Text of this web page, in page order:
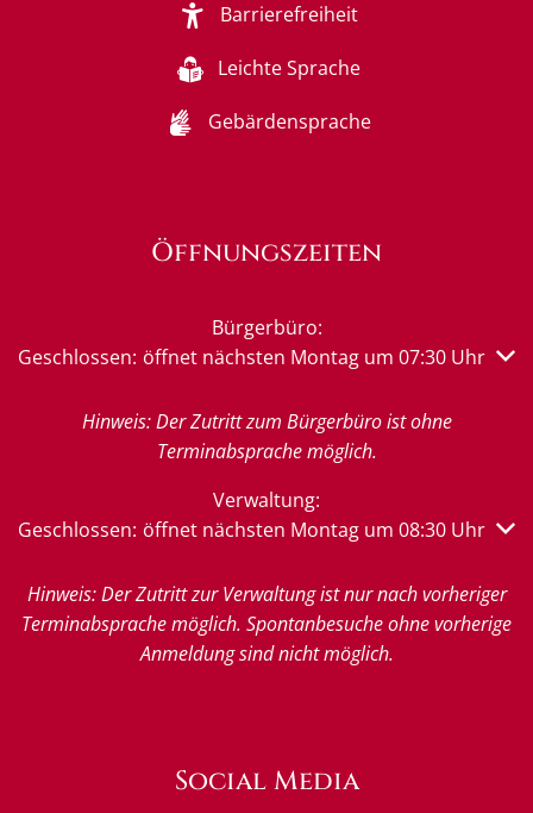
Barrierefreiheit
Leichte Sprache
Gebärdensprache
Öffnungszeiten
Bürgerbüro:
Klicken, um weitere Öffnungs- oder Schließzeiten
Geschlossen: öffnet nächsten Montag um 07:30 Uhr
Hinweis: Der Zutritt zum Bürgerbüro ist ohne
Terminabsprache möglich.
Verwaltung:
Klicken, um weitere Öffnungs- oder Schließzeiten
Geschlossen: öffnet nächsten Montag um 08:30 Uhr
Hinweis: Der Zutritt zur Verwaltung ist nur nach vorheriger
Terminabsprache möglich. Spontanbesuche ohne vorherige
Anmeldung sind nicht möglich.
Social Media